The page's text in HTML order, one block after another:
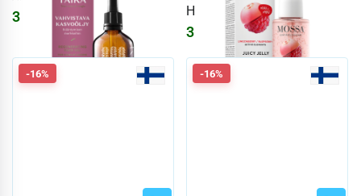
3114 ₽3718₽
Hyaluron
3629 ₽4332₽
-16% -16%